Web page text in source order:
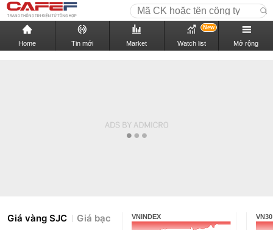
Home Tin mới Market Watch list
New
Mở rộng
Giá vàng SJC Giá bạc VNINDEX VN30